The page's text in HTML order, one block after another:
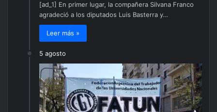
[ad_1] En primer lugar, la compañera Silvana Franco
agradeció a los diputados Luis Basterra y…
Leer más »
5 agosto